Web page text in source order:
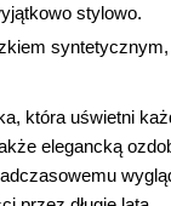
stylowo.
która uświetni
elegancką